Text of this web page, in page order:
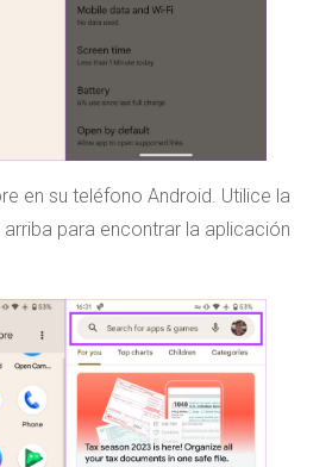
en su teléfono Android. Utilice la
para encontrar la aplicación